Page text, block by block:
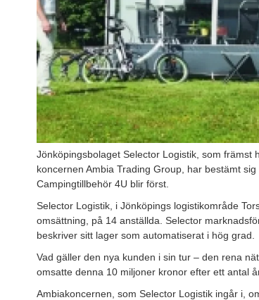
Jönköpingsbolaget Selector Logistik, som
koncernen Ambia Trading Group, har bestämt
Campingtillbehör 4U blir först.
Selector Logistik, i Jönköpings logistikområde
omsättning, på 14 anställda. Selector
beskriver sitt lager som automatiserat i hög grad.
Vad gäller den nya kunden i sin tur – den rena
omsatte denna 10 miljoner kronor efter ett antal
Ambiakoncernen, som Selector Logistik ingår i,